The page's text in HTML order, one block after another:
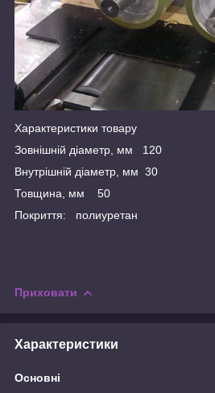
Характеристики товару
Зовнішній діаметр, мм 120
Внутрішній діаметр, мм 30
Товщина, мм 50
Покриття: полиуретан
Приховати
Характеристики
Основні